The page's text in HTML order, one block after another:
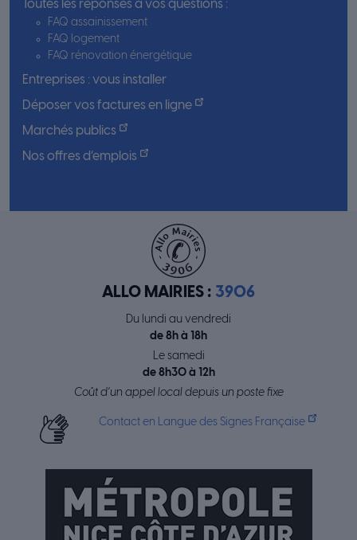
Toutes les réponses à vos questions :
FAQ assainissement
FAQ logement
FAQ rénovation énergétique
Entreprises : vous installer
Déposer vos factures en ligne
Marchés publics
Nos offres d’emplois
ALLO MAIRIES : 3906
Du lundi au vendredi
de 8h à 18h
Le samedi
de 8h30 à 12h
Coût d’un appel local depuis un poste fixe
Contact en Langue des Signes Française